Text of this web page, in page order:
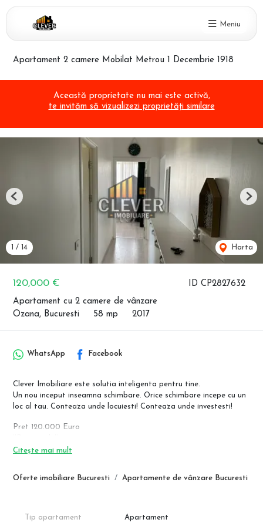
Meniu
Apartament 2 camere Mobilat Metrou 1 Decembrie 1918
Această proprietate nu mai este activă,
te invităm să vizualizezi proprietăți similare
ID CP2827632
120,000 €
Apartament cu 2 camere de vânzare
Ozana, Bucuresti
58 mp 2017
/ 14 Harta
Previous
Oferte imobiliare Bucuresti Apartamente de vânzare Bucuresti
WhatsApp Facebook
Clever Imobiliare este solutia inteligenta pentru tine.
Un nou inceput inseamna schimbare. Orice schimbare incepe cu un
loc al tau. Conteaza unde locuiesti! Conteaza unde investesti!
Pret 120.000 Euro
Apartamentul se vinde complet mobilat si utilat cum se vede in
metrou 1 Decembrie 1918
ventilatie naturala fiind prevazuta cu geam.
Citește mai mult
Tip apartament Apartament